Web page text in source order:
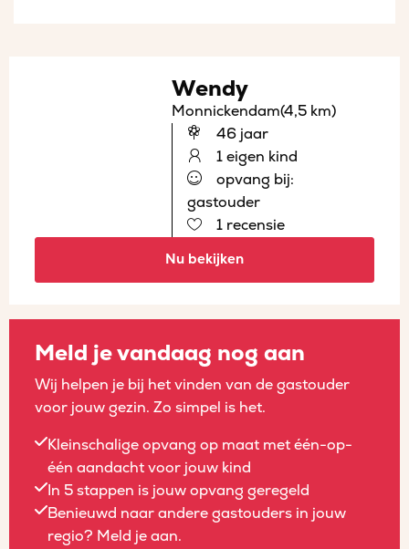
Wendy
Monnickendam(4,5 km)
46 jaar
1 eigen kind
opvang bij:
gastouder
1 recensie
Nu bekijken
Meld je vandaag nog aan
Wij helpen je bij het vinden van de gastouder
voor jouw gezin. Zo simpel is het.
Kleinschalige opvang op maat met één-op-
één aandacht voor jouw kind
In 5 stappen is jouw opvang geregeld
Benieuwd naar andere gastouders in jouw
regio? Meld je aan.